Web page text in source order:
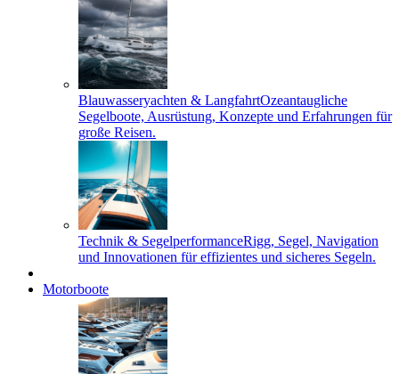
Blauwasseryachten & LangfahrtOzeantaugliche
Segelboote, Ausrüstung, Konzepte und Erfahrungen für
große Reisen.
Technik & SegelperformanceRigg, Segel, Navigation
und Innovationen für effizientes und sicheres Segeln.
Motorboote